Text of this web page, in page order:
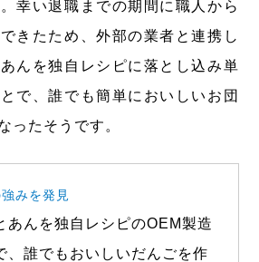
幸い退職までの期間に職人から
きたため、外部の業者と連携し
んを独自レシピに落とし込み単
で、誰でも簡単においしいお団
ったそうです。
みを発見
あんを独自レシピのOEM製造
、誰でもおいしいだんごを作